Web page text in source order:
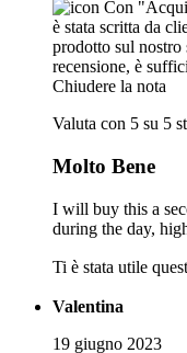
Con
è stata scritta da
prodotto sul nostro
recensione, è
Chiudere la nota
Valuta con 5 su 5
Molto Bene
I will buy this a
during the day,
Ti è stata utile
Valentina
19 giugno 2023